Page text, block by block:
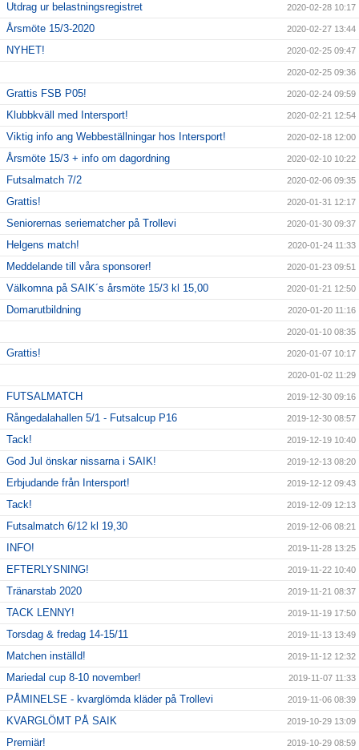
Utdrag ur belastningsregistret 2020-02-28 10:17
Årsmöte 15/3-2020 2020-02-27 13:44
NYHET! 2020-02-25 09:47
2020-02-25 09:36
Grattis FSB P05! 2020-02-24 09:59
Klubbkväll med Intersport! 2020-02-21 12:54
Viktig info ang Webbeställningar hos Intersport! 2020-02-18 12:00
Årsmöte 15/3 + info om dagordning 2020-02-10 10:22
Futsalmatch 7/2 2020-02-06 09:35
Grattis! 2020-01-31 12:17
Seniorernas seriematcher på Trollevi 2020-01-30 09:37
Helgens match! 2020-01-24 11:33
Meddelande till våra sponsorer! 2020-01-23 09:51
Välkomna på SAIK´s årsmöte 15/3 kl 15,00 2020-01-21 12:50
Domarutbildning 2020-01-20 11:16
2020-01-10 08:35
Grattis! 2020-01-07 10:17
2020-01-02 11:29
FUTSALMATCH 2019-12-30 09:16
Rångedalahallen 5/1 - Futsalcup P16 2019-12-30 08:57
Tack! 2019-12-19 10:40
God Jul önskar nissarna i SAIK! 2019-12-13 08:20
Erbjudande från Intersport! 2019-12-12 09:43
Tack! 2019-12-09 12:13
Futsalmatch 6/12 kl 19,30 2019-12-06 08:21
INFO! 2019-11-28 13:25
EFTERLYSNING! 2019-11-22 10:40
Tränarstab 2020 2019-11-21 08:37
TACK LENNY! 2019-11-19 17:50
Torsdag & fredag 14-15/11 2019-11-13 13:49
Matchen inställd! 2019-11-12 12:32
Mariedal cup 8-10 november! 2019-11-07 11:33
PÅMINELSE - kvarglömda kläder på Trollevi 2019-11-06 08:39
KVARGLÖMT PÅ SAIK 2019-10-29 13:09
Premiär! 2019-10-29 08:59